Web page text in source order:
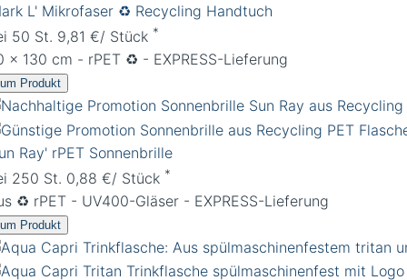
L' Mikrofaser ♻️ Recycling Handtuch
50 St. 9,81 €/ Stück *
x 130 cm - rPET ♻️ - EXPRESS-Lieferung
Produkt
Ray' rPET Sonnenbrille
250 St. 0,88 €/ Stück *
♻️ rPET - UV400-Gläser - EXPRESS-Lieferung
Produkt